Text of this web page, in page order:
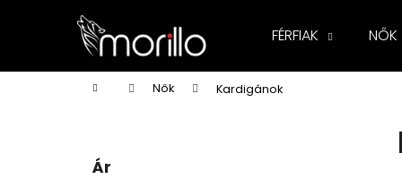
FÉRFIAK NŐK
KezdőlapNők Kardigánok
Ár
á
Vissza
a boltba
Vissza
a boltba